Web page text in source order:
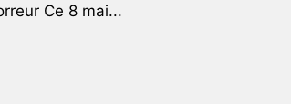
Ce 8 mai...